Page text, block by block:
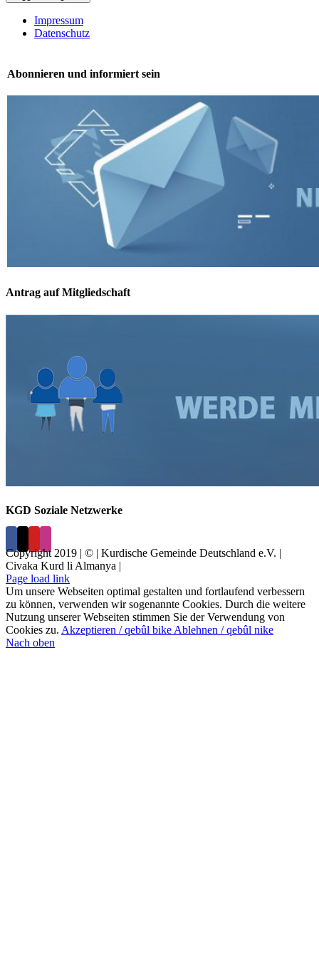
Impressum
Datenschutz
Abonnieren und informiert sein
Antrag auf Mitgliedschaft
KGD Soziale Netzwerke
Copyright 2019 | © | Kurdische Gemeinde Deutschland e.V. |
Civaka Kurd li Almanya |
Page load link
Um unsere Webseiten optimal gestalten und fortlaufend verbessern
zu können, verwenden wir sogenannte Cookies. Durch die weitere
Nutzung unserer Webseiten stimmen Sie der Verwendung von
Cookies zu. Akzeptieren / qebûl bike Ablehnen / qebûl nike
Nach oben